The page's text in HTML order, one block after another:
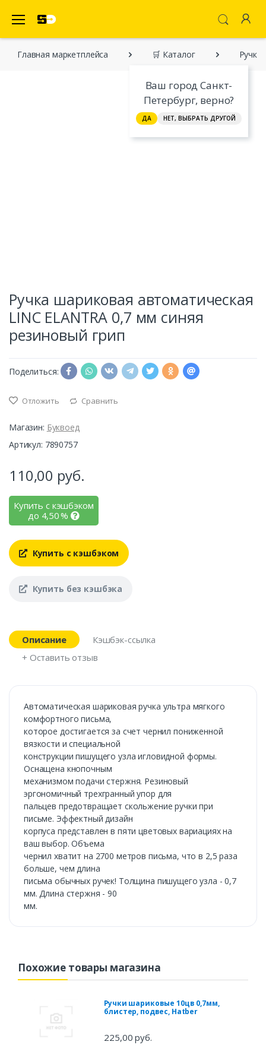
Ваш город Санкт-
Петербург, верно?
ДА НЕТ, ВЫБРАТЬ ДРУГОЙ
Главная марĸетплейса 🛒 Каталог Ручка
Ручка шариковая автоматическая
LINC ELANTRA 0,7 мм синяя
резиновый грип
Поделиться:
Отложить Сравнить
Магазин: Буквоед
Артикул: 7890757
110,00 руб.
Купить с кэшбэком
до 4,50%
Купить с кэшбэком
Купить без кэшбэка
Описание
Кэшбэк-ссылка
+ Оставить отзыв
Автоматическая шариковая ручка ультра мягкого
комфортного письма,
которое достигается за счет чернил пониженной
вязкости и специальной
конструкции пишущего узла игловидной формы.
Оснащена кнопочным
механизмом подачи стержня. Резиновый
эргономичный трехгранный упор для
пальцев предотвращает скольжение ручки при
письме. Эффектный дизайн
корпуса представлен в пяти цветовых вариациях на
ваш выбор. Объема
чернил хватит на 2700 метров письма, что в 2,5 раза
больше, чем длина
письма обычных ручек! Толщина пишущего узла - 0,7
мм. Длина стержня - 90
мм.
Похожие товары магазина
Ручки шариковые 10цв 0,7мм,
блистер, подвес, Hatber
225,00 руб.